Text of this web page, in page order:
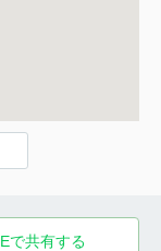
で共有する